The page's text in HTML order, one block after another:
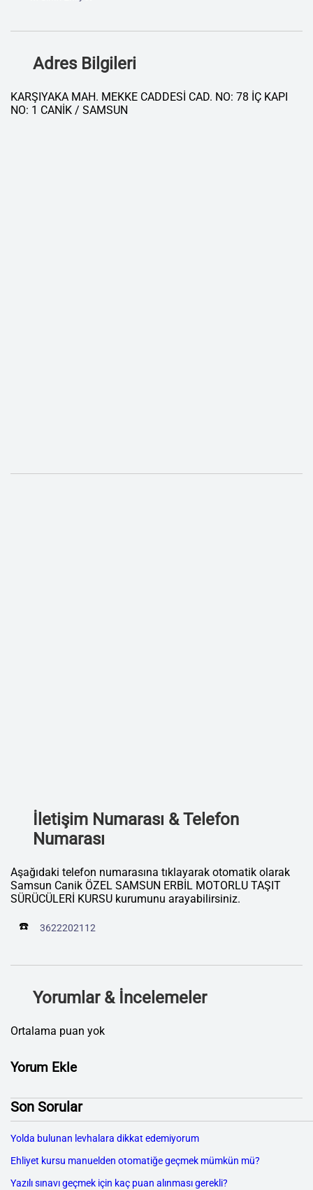
Adres Bilgileri
KARŞIYAKA MAH. MEKKE CADDESİ CAD. NO: 78 İÇ KAPI
NO: 1 CANİK / SAMSUN
İletişim Numarası & Telefon
Numarası
Aşağıdaki telefon numarasına tıklayarak otomatik olarak
Samsun Canik ÖZEL SAMSUN ERBİL MOTORLU TAŞIT
SÜRÜCÜLERİ KURSU kurumunu arayabilirsiniz.
☎️ 3622202112
Yorumlar & İncelemeler
Ortalama puan yok
Yorum Ekle
Son Sorular
Yolda bulunan levhalara dikkat edemiyorum
Ehliyet kursu manuelden otomatiğe geçmek mümkün mü?
Yazılı sınavı geçmek için kaç puan alınması gerekli?